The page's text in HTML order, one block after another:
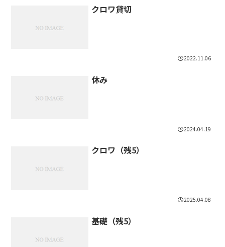
クロワ貸切
2022.11.06
休み
2024.04.19
クロワ（残5）
2025.04.08
基礎（残5）